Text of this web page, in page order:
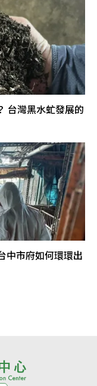
台灣黑水虻發展的
中市府如何環環出